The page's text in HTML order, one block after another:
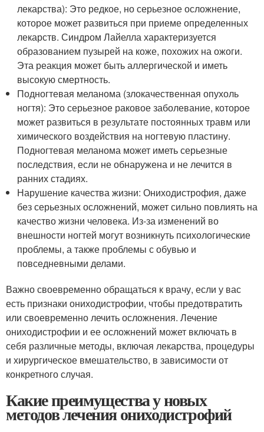
лекарства): Это редкое, но серьезное осложнение,
которое может развиться при приеме определенных
лекарств. Синдром Лайелла характеризуется
образованием пузырей на коже, похожих на ожоги.
Эта реакция может быть аллергической и иметь
высокую смертность.
Подногтевая меланома (злокачественная опухоль
ногтя): Это серьезное раковое заболевание, которое
может развиться в результате постоянных травм или
химического воздействия на ногтевую пластину.
Подногтевая меланома может иметь серьезные
последствия, если не обнаружена и не лечится в
ранних стадиях.
Нарушение качества жизни: Ониходистрофия, даже
без серьезных осложнений, может сильно повлиять на
качество жизни человека. Из-за изменений во
внешности ногтей могут возникнуть психологические
проблемы, а также проблемы с обувью и
повседневными делами.
Важно своевременно обращаться к врачу, если у вас
есть признаки ониходистрофии, чтобы предотвратить
или своевременно лечить осложнения. Лечение
ониходистрофии и ее осложнений может включать в
себя различные методы, включая лекарства, процедуры
и хирургическое вмешательство, в зависимости от
конкретного случая.
Какие преимущества у новых
методов лечения ониходистрофий